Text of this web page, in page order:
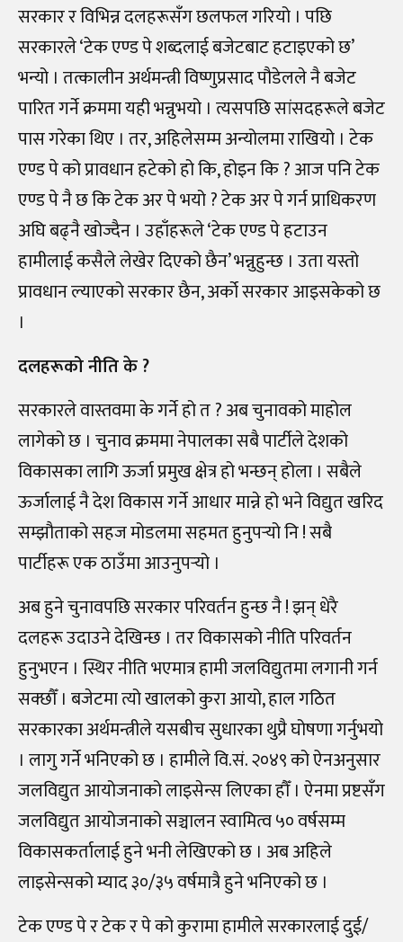
सरकार र विभिन्न दलहरूसँग छलफल गरियो । पछि
सरकारले ‘टेक एण्ड पे शब्दलाई बजेटबाट हटाइएको छ’
भन्यो । तत्कालीन अर्थमन्त्री विष्णुप्रसाद पौडेलले नै बजेट
पारित गर्ने क्रममा यही भन्नुभयो । त्यसपछि सांसदहरूले बजेट
पास गरेका थिए । तर, अहिलेसम्म अन्योलमा राखियो । टेक
एण्ड पे को प्रावधान हटेको हो कि, होइन कि ? आज पनि टेक
एण्ड पे नै छ कि टेक अर पे भयो ? टेक अर पे गर्न प्राधिकरण
अघि बढ्नै खोज्दैन । उहाँहरूले ‘टेक एण्ड पे हटाउन
हामीलाई कसैले लेखेर दिएको छैन’ भन्नुहुन्छ । उता यस्तो
प्रावधान ल्याएको सरकार छैन, अर्को सरकार आइसकेको छ
।
दलहरूको नीति के ?
सरकारले वास्तवमा के गर्ने हो त ? अब चुनावको माहोल
लागेको छ । चुनाव क्रममा नेपालका सबै पार्टीले देशको
विकासका लागि ऊर्जा प्रमुख क्षेत्र हो भन्छन् होला । सबैले
ऊर्जालाई नै देश विकास गर्ने आधार मान्ने हो भने विद्युत खरिद
सम्झौताको सहज मोडलमा सहमत हुनुपर्‍यो नि ! सबै
पार्टीहरू एक ठाउँमा आउनुपर्‍यो ।
अब हुने चुनावपछि सरकार परिवर्तन हुन्छ नै ! झन् धेरै
दलहरू उदाउने देखिन्छ । तर विकासको नीति परिवर्तन
हुनुभएन । स्थिर नीति भएमात्र हामी जलविद्युतमा लगानी गर्न
सक्छौँ । बजेटमा त्यो खालको कुरा आयो, हाल गठित
सरकारका अर्थमन्त्रीले यसबीच सुधारका थुप्रै घोषणा गर्नुभयो
। लागु गर्ने भनिएको छ । हामीले वि.सं. २०४९ को ऐनअनुसार
जलविद्युत आयोजनाको लाइसेन्स लिएका हौँ । ऐनमा प्रष्टसँग
जलविद्युत आयोजनाको सञ्चालन स्वामित्व ५० वर्षसम्म
विकासकर्तालाई हुने भनी लेखिएको छ । अब अहिले
लाइसेन्सको म्याद ३०/३५ वर्षमात्रै हुने भनिएको छ ।
टेक एण्ड पे र टेक र पे को कुरामा हामीले सरकारलाई दुई/